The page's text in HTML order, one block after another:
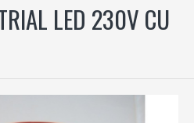
LED 230V CU